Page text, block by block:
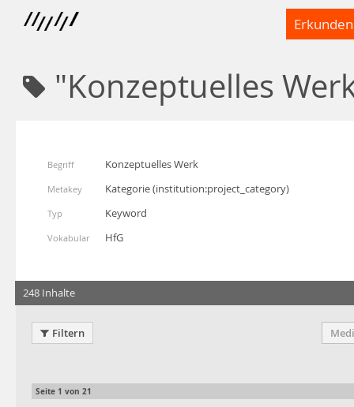
Erkunden
"Konzeptuelles
Begriff Konzeptuelles Werk
Metakey Kategorie(institution:project_category)
Typ Keyword
Vokabular HfG
248 Inhalte
Filtern
Seite 1 von 21